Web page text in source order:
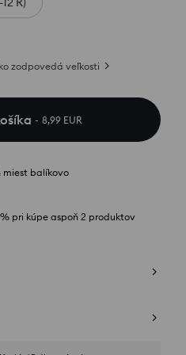
zodpovedá veľkosti
8,99 EUR
miest balíkovo
pri kúpe aspoň 2 produktov